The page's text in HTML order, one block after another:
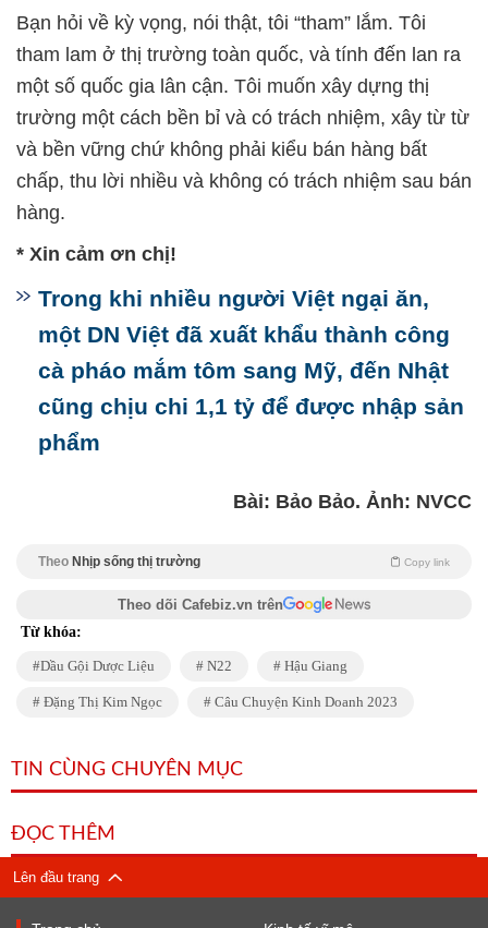
Bạn hỏi về kỳ vọng, nói thật, tôi “tham” lắm. Tôi
tham lam ở thị trường toàn quốc, và tính đến lan ra
một số quốc gia lân cận. Tôi muốn xây dựng thị
trường một cách bền bỉ và có trách nhiệm, xây từ từ
và bền vững chứ không phải kiểu bán hàng bất
chấp, thu lời nhiều và không có trách nhiệm sau bán
hàng.
* Xin cảm ơn chị!
Trong khi nhiều người Việt ngại ăn,
một DN Việt đã xuất khẩu thành công
cà pháo mắm tôm sang Mỹ, đến Nhật
cũng chịu chi 1,1 tỷ để được nhập sản
phẩm
Bài: Bảo Bảo. Ảnh: NVCC
Theo Nhịp sống thị trường Copy link
Theo dõi Cafebiz.vn trên
Từ khóa:
Dầu Gội Dược Liệu N22 Hậu Giang
Đặng Thị Kim Ngọc Câu Chuyện Kinh Doanh 2023
TIN CÙNG CHUYÊN MỤC
ĐỌC THÊM
Lên đầu trang